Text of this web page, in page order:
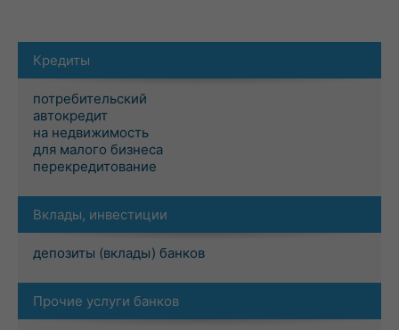
Кредиты
потребительский
автокредит
на недвижимость
для малого бизнеса
перекредитование
Вклады, инвестиции
депозиты (вклады) банков
Прочие услуги банков